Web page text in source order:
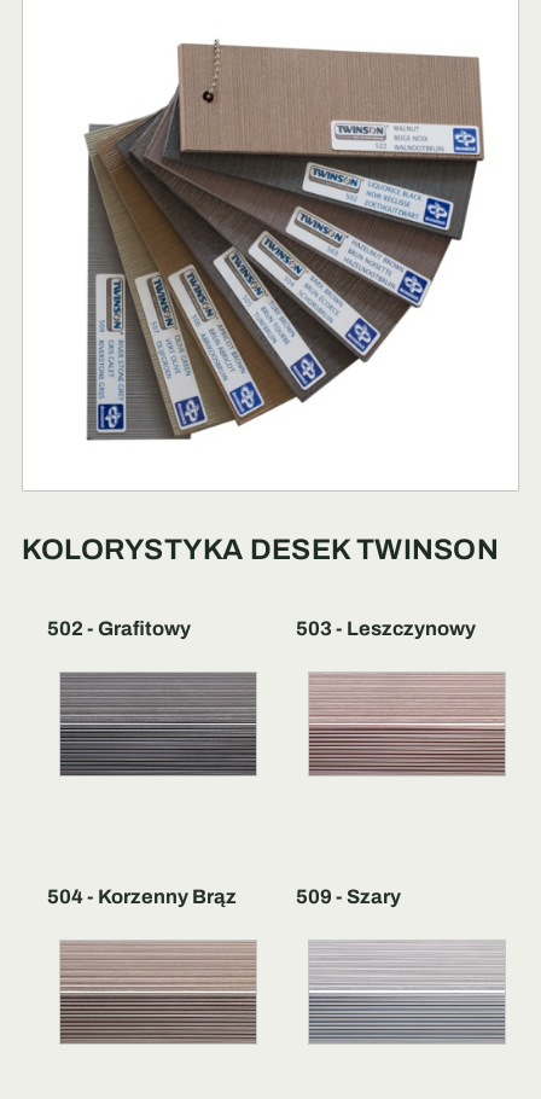
KOLORYSTYKA DESEK TWINSON
502 - Grafitowy 503 - Leszczynowy
504 - Korzenny Brąz 509 - Szary